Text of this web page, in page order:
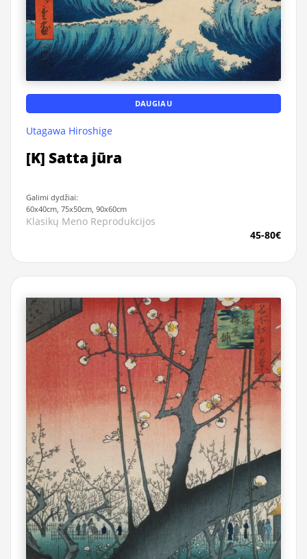
DAUGIAU
Utagawa Hiroshige
[K] Satta jūra
Galimi dydžiai:
60x40cm, 75x50cm, 90x60cm
Klasikų Meno Reprodukcijos
45-80€